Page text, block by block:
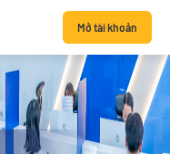
Mở tài khoản